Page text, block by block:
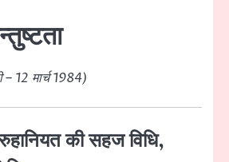
– 12 मार्च 1984)
की सहज विधि,